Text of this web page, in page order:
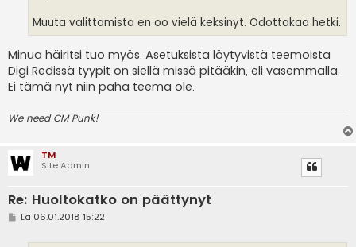
Muuta valittamista en oo vielä keksinyt. Odottakaa hetki.
Minua häiritsi tuo myös. Asetuksista löytyvistä teemoista
Digi Redissä tyypit on siellä missä pitääkin, eli vasemmalla.
Ei tämä nyt niin paha teema ole.
We need CM Punk!
TM
Site Admin
Re: Huoltokatko on päättynyt
VLa 06.01.2018 15:22